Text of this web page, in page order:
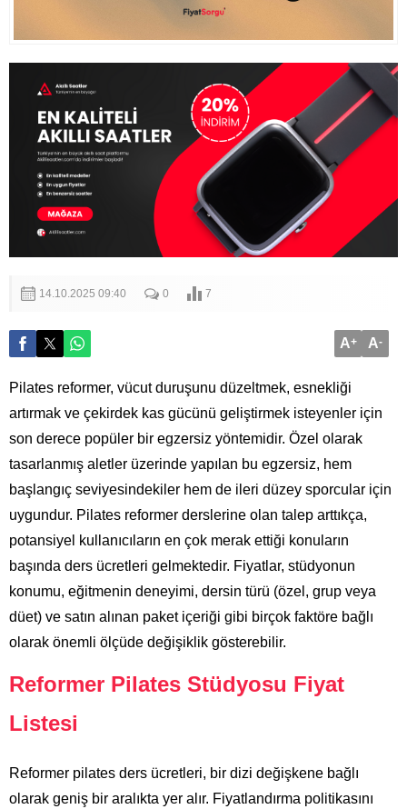
14.10.2025 09:40 0 7
A+ A-
Pilates reformer, vücut duruşunu düzeltmek, esnekliği
artırmak ve çekirdek kas gücünü geliştirmek isteyenler için
son derece popüler bir egzersiz yöntemidir. Özel olarak
tasarlanmış aletler üzerinde yapılan bu egzersiz, hem
başlangıç seviyesindekiler hem de ileri düzey sporcular için
uygundur. Pilates reformer derslerine olan talep arttıkça,
potansiyel kullanıcıların en çok merak ettiği konuların
başında ders ücretleri gelmektedir. Fiyatlar, stüdyonun
konumu, eğitmenin deneyimi, dersin türü (özel, grup veya
düet) ve satın alınan paket içeriği gibi birçok faktöre bağlı
olarak önemli ölçüde değişiklik gösterebilir.
Reformer Pilates Stüdyosu Fiyat
Listesi
Reformer pilates ders ücretleri, bir dizi değişkene bağlı
olarak geniş bir aralıkta yer alır. Fiyatlandırma politikasını